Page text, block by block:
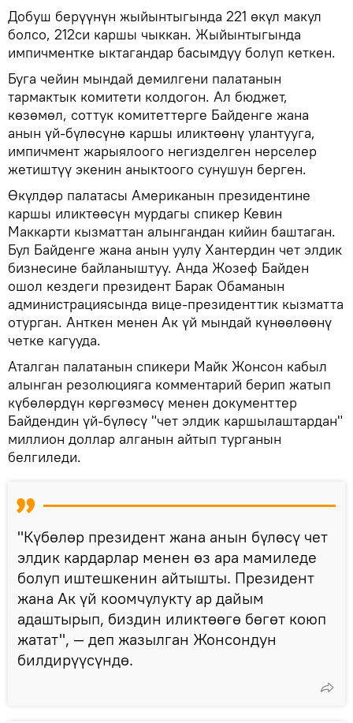
Добуш берүүнүн жыйынтыгында 221 өкүл макул
болсо, 212си каршы чыккан. Жыйынтыгында
импичментке ыктагандар басымдуу болуп кеткен.
Буга чейин мындай демилгени палатанын
тармактык комитети колдогон. Ал бюджет,
көзөмөл, соттук комитеттерге Байденге жана
анын үй-бүлөсүнө каршы иликтөөнү улантууга,
импичмент жарыялоого негизделген нерселер
жетиштүү экенин аныктоого сунушун берген.
Өкүлдөр палатасы Американын президентине
каршы иликтөөсүн мурдагы спикер Кевин
Маккарти кызматтан алынгандан кийин баштаган.
Бул Байденге жана анын уулу Хантердин чет элдик
бизнесине байланыштуу. Анда Жозеф Байден
ошол кездеги президент Барак Обаманын
администрациясында вице-президенттик кызматта
отурган. Анткен менен Ак үй мындай күнөөлөөнү
четке кагууда.
Аталган палатанын спикери Майк Жонсон кабыл
алынган резолюцияга комментарий берип жатып
күбөлөрдүн көргөзмөсү менен документтер
Байдендин үй-бүлөсү "чет элдик каршылаштардан"
миллион доллар алганын айтып турганын
белгиледи.
"Күбөлөр президент жана анын бүлөсү чет
элдик кардарлар менен өз ара мамиледе
болуп иштешкенин айтышты. Президент
жана Ак үй коомчулукту ар дайым
адаштырып, биздин иликтөөгө бөгөт коюп
жатат", — деп жазылган Жонсондун
билдирүүсүндө.